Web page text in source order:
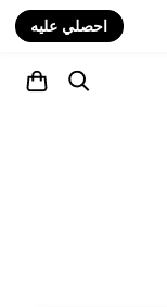
احصلي عليه